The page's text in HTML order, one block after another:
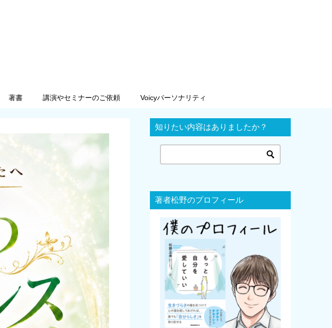
著書 講演やセミナーのご依頼 Voicyパーソナリティ
知りたい内容はありましたか？
著者松野のプロフィール